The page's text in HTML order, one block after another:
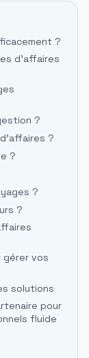
?
d'affaires
?
?
?
?
?
gérer vos
solutions
pour
fluide